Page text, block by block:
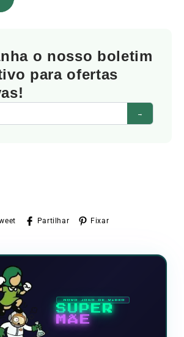
o nosso boletim
para ofertas
→
Partilhar Fixar
NOVO JOGO DE VÍDEO
SUPER
MÃE